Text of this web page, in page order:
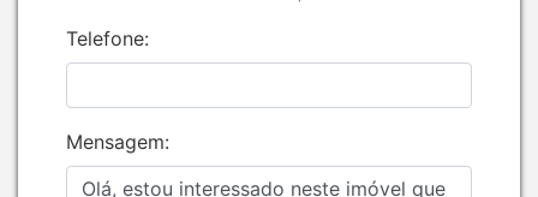
Telefone:
Mensagem: